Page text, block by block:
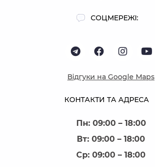
КОНТАКТИ ТА АДРЕСА
Пн: 09:00 – 18:00
Вт: 09:00 – 18:00
Ср: 09:00 – 18:00
СОЦМЕРЕЖІ:
Відгуки на Google Maps